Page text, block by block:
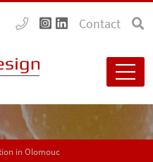
Contact
in Olomouc